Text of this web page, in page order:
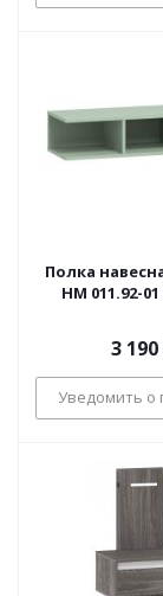
Полка
НМ 011.92-
3 190
Уведомить о